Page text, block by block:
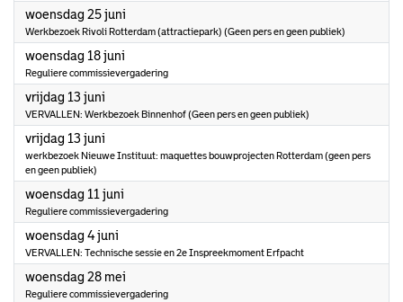
woensdag 25 juni
Werkbezoek Rivoli Rotterdam (attractiepark) (Geen pers en geen publiek)
woensdag 18 juni
Reguliere commissievergadering
vrijdag 13 juni
VERVALLEN: Werkbezoek Binnenhof (Geen pers en geen publiek)
vrijdag 13 juni
werkbezoek Nieuwe Instituut: maquettes bouwprojecten Rotterdam (geen pers
en geen publiek)
woensdag 11 juni
Reguliere commissievergadering
woensdag 4 juni
VERVALLEN: Technische sessie en 2e Inspreekmoment Erfpacht
woensdag 28 mei
Reguliere commissievergadering